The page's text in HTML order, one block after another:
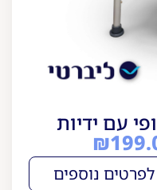
עם ידיות
₪
לפרטים נוספים